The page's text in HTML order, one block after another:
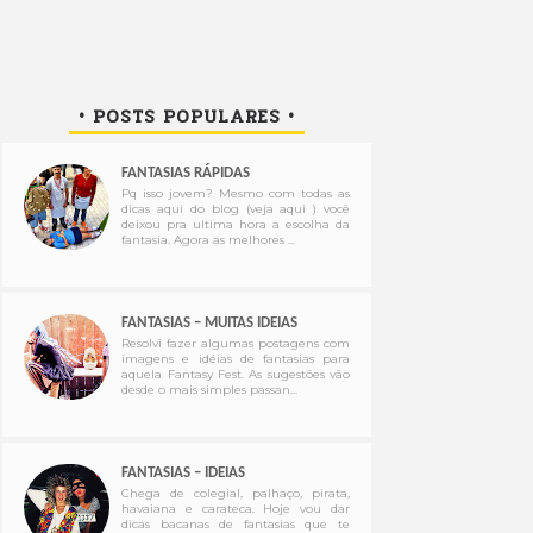
• POSTS POPULARES •
FANTASIAS RÁPIDAS
Pq isso jovem? Mesmo com todas as
dicas aqui do blog (veja aqui ) você
deixou pra ultima hora a escolha da
fantasia. Agora as melhores ...
FANTASIAS – MUITAS IDEIAS
Resolvi fazer algumas postagens com
imagens e idéias de fantasias para
aquela Fantasy Fest. As sugestões vão
desde o mais simples passan...
FANTASIAS – IDEIAS
Chega de colegial, palhaço, pirata,
havaiana e carateca. Hoje vou dar
dicas bacanas de fantasias que te